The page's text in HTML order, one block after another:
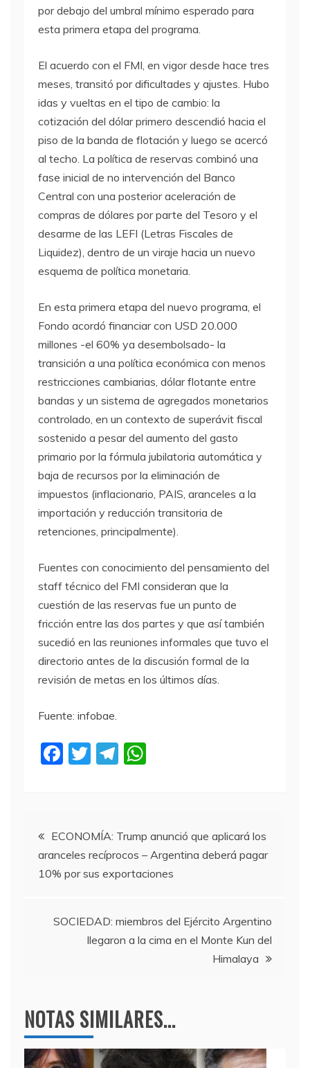
por debajo del umbral mínimo esperado para
esta primera etapa del programa.
El acuerdo con el FMI, en vigor desde hace tres
meses, transitó por dificultades y ajustes. Hubo
idas y vueltas en el tipo de cambio: la
cotización del dólar primero descendió hacia el
piso de la banda de flotación y luego se acercó
al techo. La política de reservas combinó una
fase inicial de no intervención del Banco
Central con una posterior aceleración de
compras de dólares por parte del Tesoro y el
desarme de las LEFI (Letras Fiscales de
Liquidez), dentro de un viraje hacia un nuevo
esquema de política monetaria.
En esta primera etapa del nuevo programa, el
Fondo acordó financiar con USD 20.000
millones -el 60% ya desembolsado- la
transición a una política económica con menos
restricciones cambiarias, dólar flotante entre
bandas y un sistema de agregados monetarios
controlado, en un contexto de superávit fiscal
sostenido a pesar del aumento del gasto
primario por la fórmula jubilatoria automática y
baja de recursos por la eliminación de
impuestos (inflacionario, PAIS, aranceles a la
importación y reducción transitoria de
retenciones, principalmente).
Fuentes con conocimiento del pensamiento del
staff técnico del FMI consideran que la
cuestión de las reservas fue un punto de
fricción entre las dos partes y que así también
sucedió en las reuniones informales que tuvo el
directorio antes de la discusión formal de la
revisión de metas en los últimos días.
Fuente: infobae.
F
b
o
o
T
T
a
m
A
p
p
Navegación
de
ECONOMÍA: Trump anunció que aplicará los
aranceles recíprocos – Argentina deberá pagar
10% por sus exportaciones
SOCIEDAD: miembros del Ejército Argentino
llegaron a la cima en el Monte Kun del
Himalaya
NOTAS SIMILARES...